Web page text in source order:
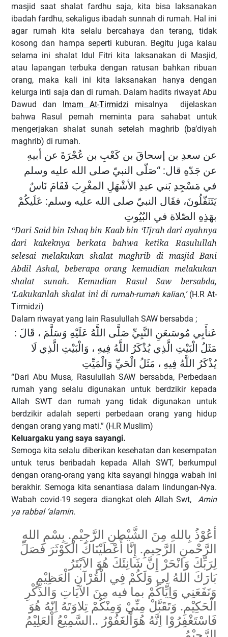
masjid saat shalat fardhu saja, kita bisa laksanakan
ibadah fardhu, sekaligus ibadah sunnah di rumah. Hal ini
agar rumah kita selalu bercahaya dan terang, tidak
kosong dan hampa seperti kuburan. Begitu juga kalau
selama ini shalat Idul Fitri kita laksanakan di Masjid,
atau lapangan terbuka dengan ratusan bahkan ribuan
orang, maka kali ini kita laksanakan hanya dengan
kelurga inti saja dan di rumah. Dalam hadits riwayat Abu
Dawud dan Imam At-Tirmidzi misalnya dijelaskan
bahwa Rasul pernah meminta para sahabat untuk
mengerjakan shalat sunah setelah maghrib (ba’diyah
maghrib) di rumah.
عن سعدِ بن إسحاقَ بن كَعْبِ بن عُجْرَةَ عن أبيهِ
عن جَدّهِ قال: “صَلّى النبيّ صلى الله عليه وسلم
في مَسْجِدِ بَني عبدِ الأشْهَلِ المغْرِبَ فَقَامَ نَاسٌ
يَتَنَفّلُونَ، فقَال النبيّ صلى الله عليه وسلم: عَلَيكُمْ
بهَذِهِ الصّلاة في البُيُوتِ
“Dari Said bin Ishaq bin Kaab bin ‘Ujrah dari ayahnya
dari kakeknya berkata bahwa ketika Rasulullah
selesai melakukan shalat maghrib di masjid Bani
Abdil Ashal, beberapa orang kemudian melakukan
shalat sunah. Kemudian Rasul Saw bersabda,
‘Lakukanlah shalat ini di rumah-rumah kalian,’(H.R At-
Tirmidzi)
Dalam riwayat yang lain Rasulullah SAW bersabda ;
عَنأَبِي مُوسَىعَنِ النَّبِيِّ صَلَّى اللَّهُ عَلَيْهِ وَسَلَّمَ ، قَالَ :
مَثَلُ الْبَيْتِ الَّذِي يُذْكَرُ اللَّهُ فِيهِ ، وَالْبَيْتِ الَّذِي لَا
يُذْكَرُ اللَّهُ فِيهِ ، مَثَلُ الْحَيِّ وَالْمَيِّتِ
“Dari Abu Musa, Rasulullah SAW bersabda, Perbedaan
rumah yang selalu digunakan untuk berdzikir kepada
Allah SWT dan rumah yang tidak digunakan untuk
berdzikir adalah seperti perbedaan orang yang hidup
dengan orang yang mati.” (H.R Muslim)
Keluargaku yang saya sayangi.
Semoga kita selalu diberikan kesehatan dan kesempatan
untuk terus beribadah kepada Allah SWT, berkumpul
dengan orang-orang yang kita sayangi hingga wabah ini
berakhir. Semoga kita senantiasa dalam lindungan-Nya.
Wabah covid-19 segera diangkat oleh Allah Swt, Amin
ya rabbal ‘alamin.
أعُوْذُ بِاللهِ مِنَ الشَّيْطنِ الرَّجِيْمِ. بِسْمِ اللهِ
الرَّحْمنِ الرَّحِيمِ. إِنَّا أَعْطَيْنَاكَ الْكَوْثَرَ فَصَلِّ
لِرَبِّكَ وَانْحَرْ إِنَّ شَانِئَكَ هُوَ الاَبْتَرُ
بَارَكَ اللهُ لِي وَلَكُمْ فِي الْقُرْآنِ الْعَظِيْمِ
وَنَفَعَنِي وَاِيِّاكُمْ بما فيه مِنَ الآيَاتِ وَالذِّكْرِ
الْحَكِيْمِ. وَتَقَبَّلْ مِنِّيْ وَمِنْكُمْ تِلاوَتَهُ اِنّهُ هُوَ
السَّمِيْعُ اْلعَلِيْمُ .. فَاسْتَغْفِرُوْا اِنَّهُ هُوَاْلغَفُوْرُ